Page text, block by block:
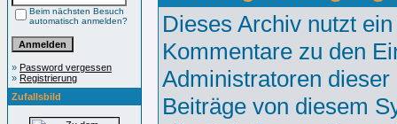
Beim nächsten Besuch
automatisch anmelden?
» Password vergessen
» Registrierung
Zufallsbild
Dieses Archiv nutzt
Kommentare zu den
Administratoren
Beiträge von diesem